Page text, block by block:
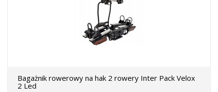
Bagażnik rowerowy na hak 2 rowery Inter Pack Velox
2 Led